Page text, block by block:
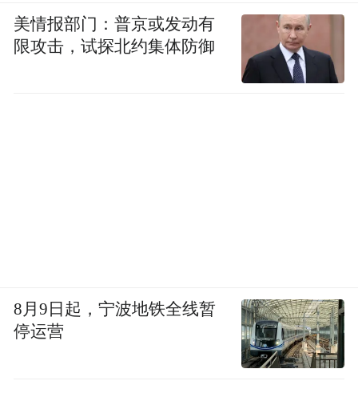
美情报部门：普京或发动有
限攻击，试探北约集体防御
8月9日起，宁波地铁全线暂
停运营